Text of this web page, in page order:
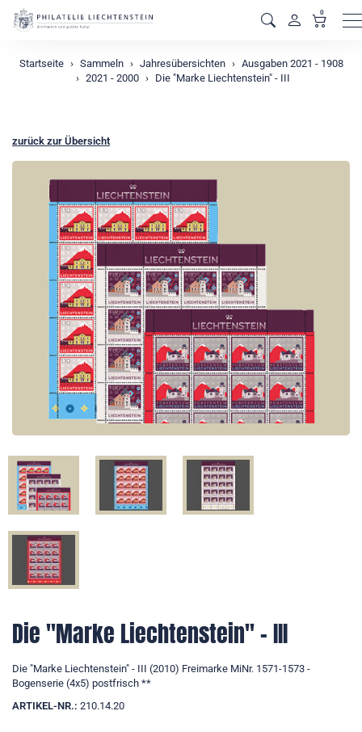
0
Startseite Sammeln Jahresübersichten
Ausgaben 2021 - 1908
2021 - 2000
Die "Marke Liechtenstein" - III
zurück zur Übersicht
Die "Marke Liechtenstein" - III
Die "Marke Liechtenstein" - III (2010) Freimarke MiNr. 1571-1573 -
Bogenserie (4x5) postfrisch **
ARTIKEL-NR.: 210.14.20